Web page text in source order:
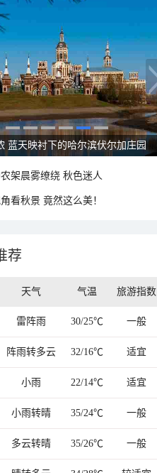
美新疆—帕米尔高原好风光
架晨雾缭绕 秋色迷人
看秋景 竟然这么美！
荐
天气 气温 旅游指数
雷阵雨 30/25℃ 一般
阵雨转多云 32/16℃ 适宜
小雨 22/14℃ 适宜
小雨转晴 35/24℃ 一般
多云转晴 35/26℃ 一般